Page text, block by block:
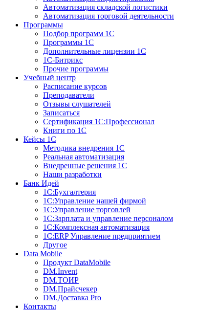
Автоматизация складской логистики
Автоматизация торговой деятельности
Программы
Подбор программ 1С
Программы 1С
Дополнительные лицензии 1С
1С-Битрикс
Прочие программы
Учебный центр
Расписание курсов
Преподаватели
Отзывы слушателей
Записаться
Сертификация 1С:Профессионал
Книги по 1С
Кейсы 1С
Методика внедрения 1С
Реальная автоматизация
Внедренные решения 1С
Наши разработки
Банк Идей
1С:Бухгалтерия
1С:Управление нашей фирмой
1С:Управление торговлей
1С:Зарплата и управление персоналом
1С:Комплексная автоматизация
1С:ERP Управление предприятием
Другое
Data Mobile
Продукт DataMobile
DM.Invent
DM.ТОИР
DM.Прайсчекер
DM.Доставка Pro
Контакты